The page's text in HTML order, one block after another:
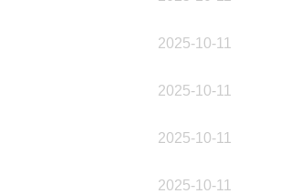
2025-10-11
2025-10-11
2025-10-11
2025-10-11